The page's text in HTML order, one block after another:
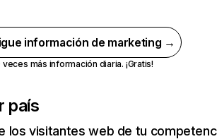
información de marketing →
veces más información diaria. ¡Gratis!
país
los visitantes web de tu